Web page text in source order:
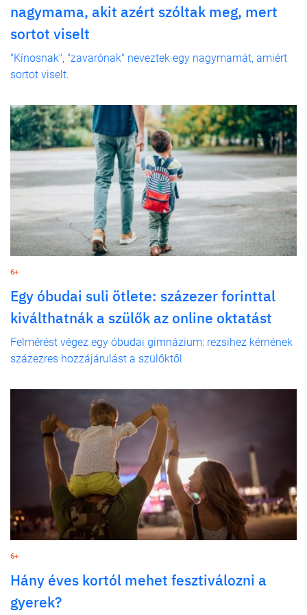
nagymama, akit azért szóltak meg, mert
sortot viselt
"Kínosnak", "zavarónak" neveztek egy nagymamát, amiért
sortot viselt.
6+
Egy óbudai suli ötlete: százezer forinttal
kiválthatnák a szülők az online oktatást
Felmérést végez egy óbudai gimnázium: rezsihez kérnének
százezres hozzájárulást a szülőktől
6+
Hány éves kortól mehet fesztiválozni a
gyerek?